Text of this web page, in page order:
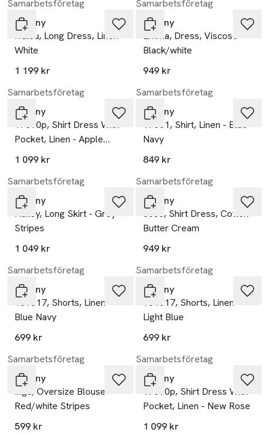
Samarbetsföretag
Tiffany
Ivalou, Long Dress, Linen -
White
1 199 kr
Samarbetsföretag
Tiffany
Emma, Dress, Viscose -
Black/white
949 kr
Samarbetsföretag
Tiffany
17690p, Shirt Dress With
Pocket, Linen - Apple
Green
1 099 kr
Samarbetsföretag
Tiffany
17661, Shirt, Linen - Blue
Navy
849 kr
Samarbetsföretag
Tiffany
Hailey, Long Skirt - Grey
Stripes
1 049 kr
Samarbetsföretag
Tiffany
Jose, Shirt Dress, Cotton -
Butter Cream
949 kr
Samarbetsföretag
Tiffany
181017, Shorts, Linen -
Blue Navy
699 kr
Samarbetsföretag
Tiffany
181017, Shorts, Linen -
Light Blue
699 kr
Samarbetsföretag
Tiffany
Inga, Oversize Blouse -
Red/white Stripes
599 kr
Samarbetsföretag
Tiffany
17690p, Shirt Dress With
Pocket, Linen - New Rose
1 099 kr